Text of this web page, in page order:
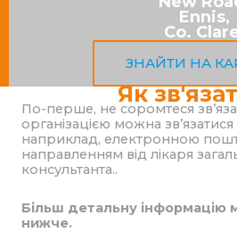
Ennis,
Co.
ЗНАЙТИ НА
Як
По-перше, не соромтеся
організацією можна
наприклад, електронною
направленням від лікаря
консультанта..
Більш детальну інформацію
нижче.